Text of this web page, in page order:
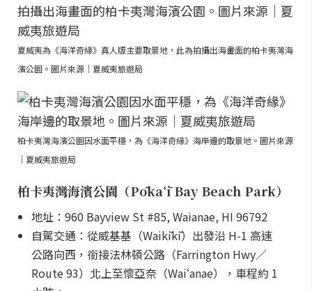
夏威夷為《海洋奇緣》真人版主要取景地，此為拍攝出海畫面的柏卡夷灣海
濱公園。圖片來源｜夏威夷旅遊局
柏卡夷灣海濱公園因水面平穩，為《海洋奇緣》海岸邊的取景地。圖片來源
｜夏威夷旅遊局
柏卡夷灣海濱公園（Pōkaʻī Bay Beach Park）
地址：960 Bayview St #85, Waianae, HI 96792
自駕交通：從威基基（Waikīkī）出發沿 H-1 高速
公路向西，銜接法林頓公路（Farrington Hwy／
Route 93）北上至懷亞奈（Waiʻanae），車程約 1